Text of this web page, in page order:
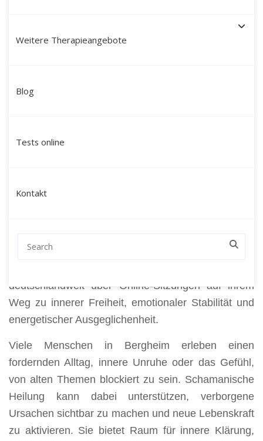
Weitere Therapieangebote
Blog
Tests online
Kontakt
Mein Name ist Martín Polo. Ich begleite Menschen
deutschlandweit über Online-Sitzungen auf ihrem
Weg zu innerer Freiheit, emotionaler Stabilität und
energetischer Ausgeglichenheit.
Viele Menschen in Bergheim erleben einen
fordernden Alltag, innere Unruhe oder das Gefühl,
von alten Themen blockiert zu sein. Schamanische
Heilung kann dabei unterstützen, verborgene
Ursachen sichtbar zu machen und neue Lebenskraft
zu aktivieren. Sie bietet Raum für innere Klärung,